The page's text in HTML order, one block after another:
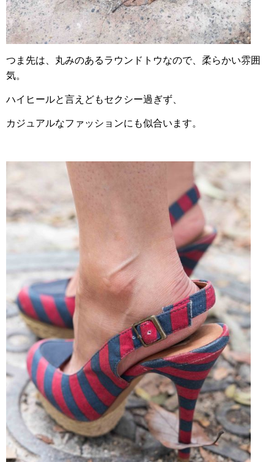
つま先は、丸みのあるラウンドトウなので、柔らかい雰囲
気。
ハイヒールと言えどもセクシー過ぎず、
カジュアルなファッションにも似合います。